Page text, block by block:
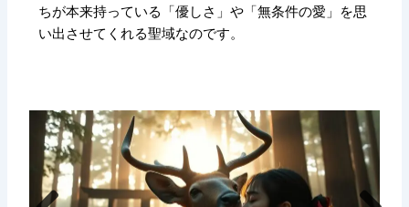
ちが本来持っている「優しさ」や「無条件の愛」を思
い出させてくれる聖域なのです。